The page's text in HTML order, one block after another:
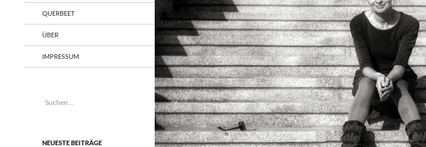
QUERBEET
ÜBER
IMPRESSUM
Suchen
NEUESTE BEITRÄGE